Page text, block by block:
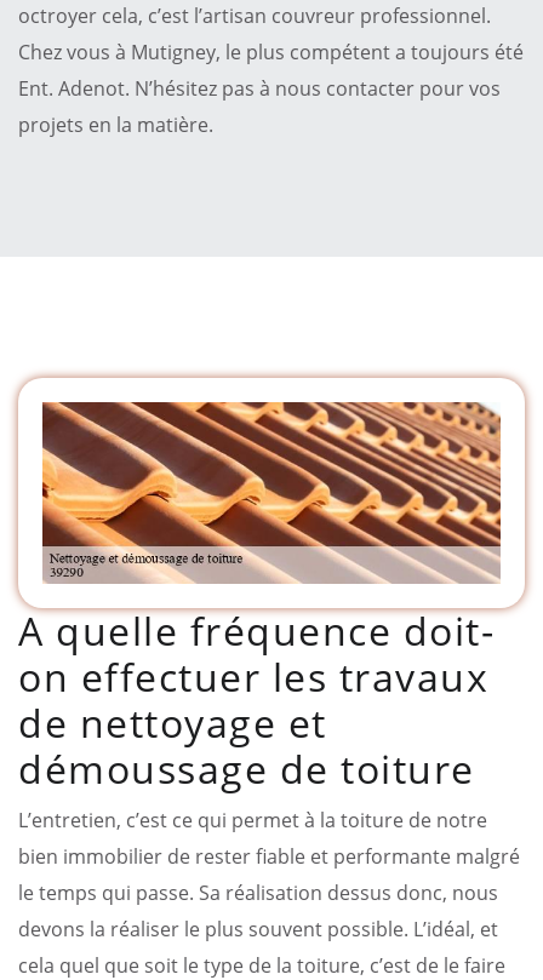
octroyer cela, c’est l’artisan couvreur professionnel.
Chez vous à Mutigney, le plus compétent a toujours été
Ent. Adenot. N’hésitez pas à nous contacter pour vos
projets en la matière.
A quelle fréquence doit-
on effectuer les travaux
de nettoyage et
démoussage de toiture
L’entretien, c’est ce qui permet à la toiture de notre
bien immobilier de rester fiable et performante malgré
le temps qui passe. Sa réalisation dessus donc, nous
devons la réaliser le plus souvent possible. L’idéal, et
cela quel que soit le type de la toiture, c’est de le faire